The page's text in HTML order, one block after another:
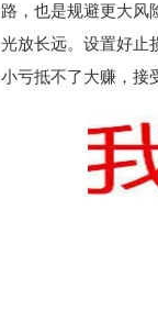
路，也是规避更大风
光放长远。设置好止
小亏抵不了大赚，接